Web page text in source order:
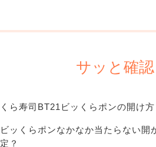
サッと確
くら寿司BT21ビッくらポンの開け方
ビッくらポンなかなか当たらない開
定？